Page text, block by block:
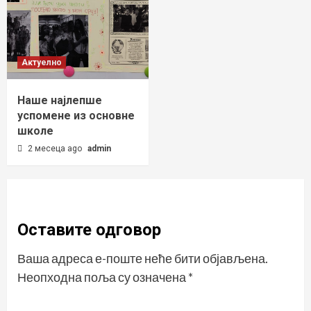
Актуелно
Наше најлепше
успомене из основне
школе
2 месеца ago admin
Оставите одговор
Ваша адреса е-поште неће бити објављена.
Неопходна поља су означена *